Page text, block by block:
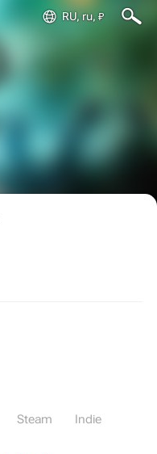
RU, ru, ₽
Steam Indie